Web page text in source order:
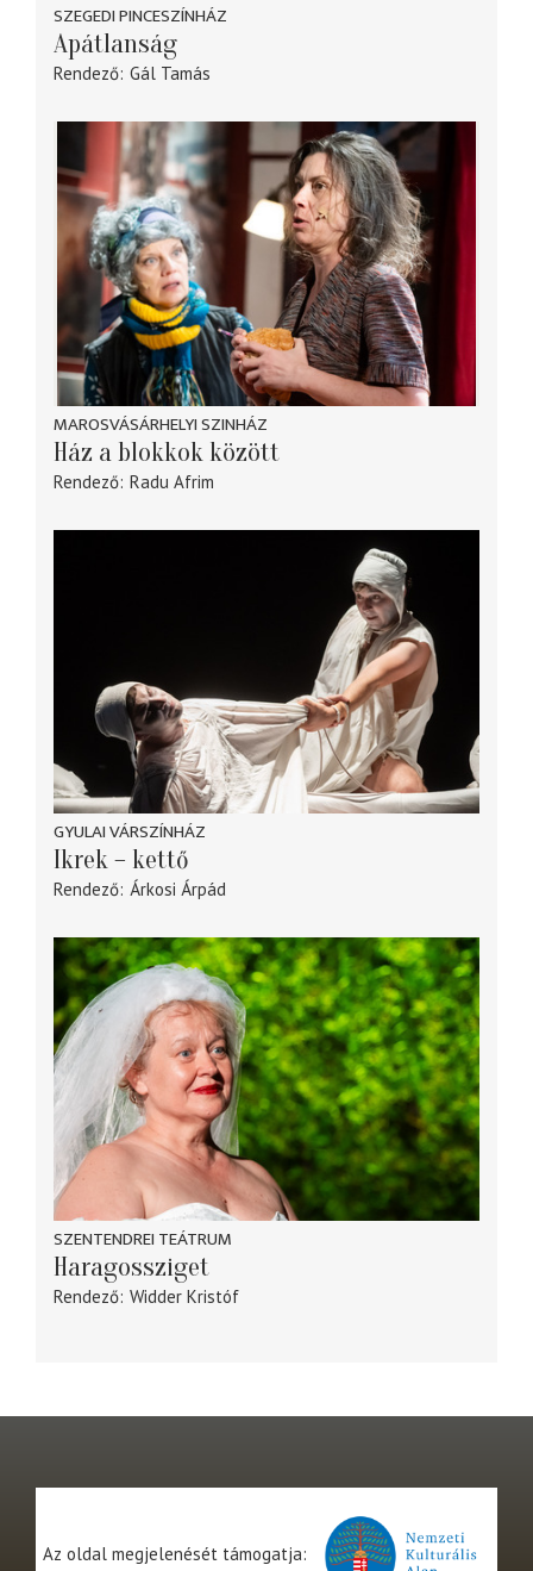
SZEGEDI PINCESZÍNHÁZ
Apátlanság
Rendező Gál Tamás
MAROSVÁSÁRHELYI SZINHÁZ
Ház a blokkok között
Rendező Radu Afrim
GYULAI VÁRSZÍNHÁZ
Ikrek – kettő
Rendező Árkosi Árpád
SZENTENDREI TEÁTRUM
Haragossziget
Rendező Widder Kristóf
Az oldal megjelenését támogatja: